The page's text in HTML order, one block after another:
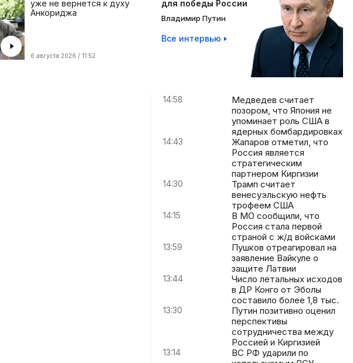
уже не вернется к духу
Анкориджа
6 августа 2026 / 11:52
для победы России
Владимир Путин
Все интервью
14:58
Медведев считает
позором, что Япония не
упоминает роль США в
ядерных бомбардировках
14:43
Жапаров отметил, что
Россия является
стратегическим
партнером Киргизии
14:30
Трамп считает
венесуэльскую нефть
трофеем США
14:15
В МО сообщили, что
Россия стала первой
страной с ж/д войсками
13:59
Пушков отреагировал на
заявление Вайкуле о
защите Латвии
13:44
Число летальных исходов
в ДР Конго от Эболы
составило более 1,8 тыс.
13:30
Путин позитивно оценил
перспективы
сотрудничества между
Россией и Киргизией
13:14
ВС РФ ударили по